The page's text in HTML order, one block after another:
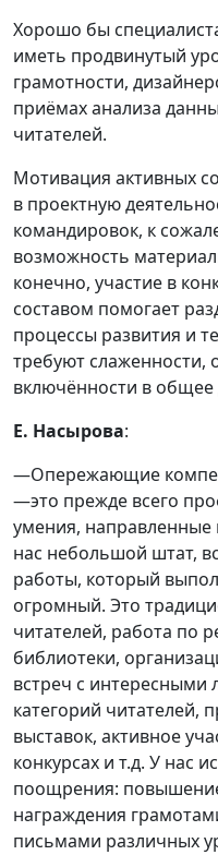
Хорошо бы
иметь продвинутый
грамотности,
приёмах анализа
читателей.
Мотивация активных
в проектную
командировок, к
возможность
конечно, участие в
составом помогает
процессы развития и
требуют слаженности,
включённости в общее
Е. Насырова:
—Опережающие
—это прежде всего
умения, направленные
нас небольшой штат,
работы, который
огромный. Это
читателей, работа по
библиотеки,
встреч с
категорий читателей,
выставок, активное
конкурсах и т.д. У нас
поощрения:
награждения
письмами различных